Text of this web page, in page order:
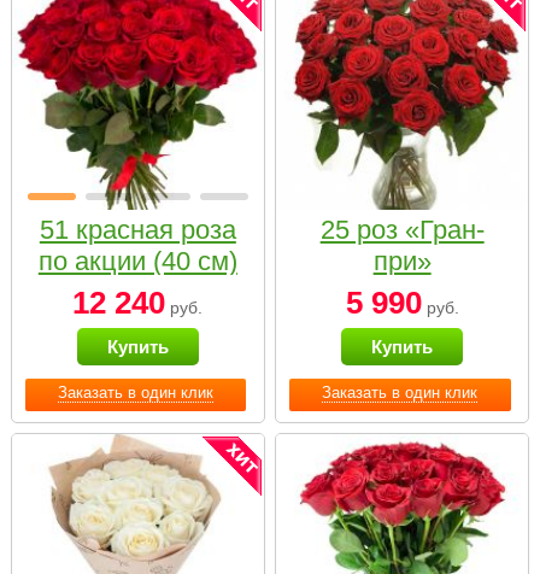
Заказать в один клик
51 красная роза
по акции (40 см)
12 240 руб.
Купить
Заказать в один клик
25 роз «Гран-
при»
5 990руб.
Купить